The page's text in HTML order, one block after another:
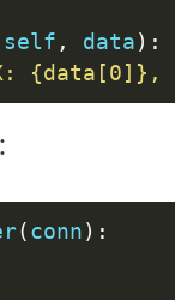
self , data):
{data[0]},
(conn):